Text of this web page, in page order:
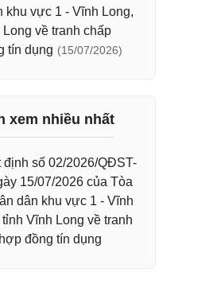
khu vực 1 - Vĩnh Long,
về tranh chấp
tín dụng (15/07/2026)
xem nhiều nhất
định số 02/2026/QĐST-
15/07/2026 của Tòa
dân khu vực 1 - Vĩnh
tỉnh Vĩnh Long về tranh
đồng tín dụng